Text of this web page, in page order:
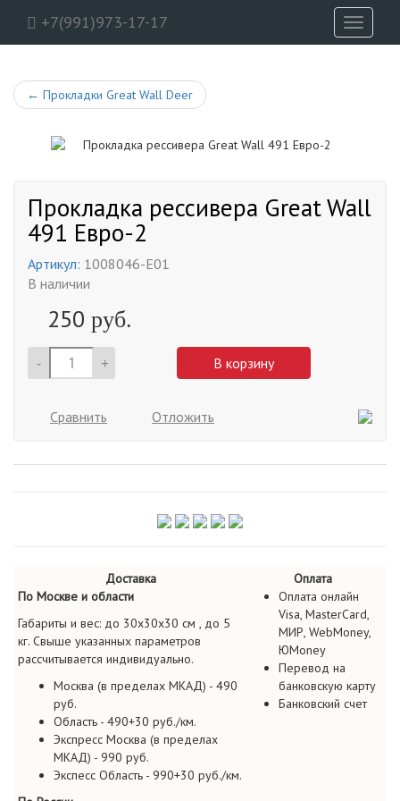
+7(991)973-17-17
Toggle
← Прокладки Great Wall Deer
Прокладка рессивера Great Wall
491 Евро-2
Артикул: 1008046-E01
В наличии
250 руб.
- + В корзину
Сравнить Отложить
Доставка
Оплата
По Москве и области
Габариты и вес: до 30х30х30 см , до 5
кг. Свыше указанных параметров
рассчитывается индивидуально.
Москва (в пределах МКАД) - 490
руб.
Область - 490+30 руб./км.
Экспресс Москва (в пределах
МКАД) - 990 руб.
Экспесс Область - 990+30 руб./км.
Оплата онлайн
Visa, MasterCard,
МИР, WebMoney,
ЮMoney
Перевод на
банковскую карту
Банковский счет